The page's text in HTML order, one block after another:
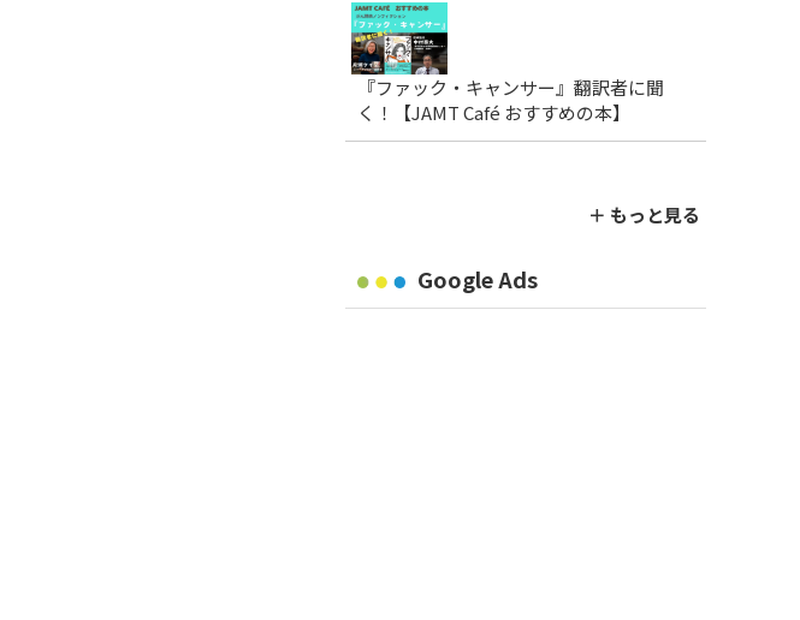
『ファック・キャンサー』翻訳者に聞
く！【JAMT Café おすすめの本】
＋ もっと見る
Google Ads